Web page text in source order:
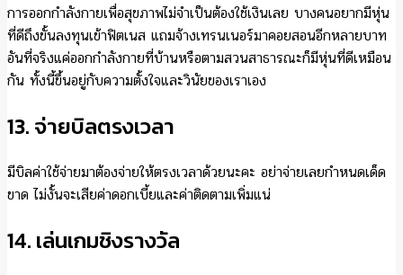
การออกกำลังกายเพื่อสุขภาพไม่จำเป็นต้องใช้เงินเลย บางคนอยากมีหุ่น
ที่ดีถึงขั้นลงทุนเข้าฟิตเนส แถมจ้างเทรนเนอร์มาคอยสอนอีกหลายบาท
อันที่จริงแค่ออกกำลังกายที่บ้านหรือตามสวนสาธารณะก็มีหุ่นที่ดีเหมือน
กัน ทั้งนี้ขึ้นอยู่กับความตั้งใจและวินัยของเราเอง
13. จ่ายบิลตรงเวลา
มีบิลค่าใช้จ่ายมาต้องจ่ายให้ตรงเวลาด้วยนะคะ อย่าจ่ายเลยกำหนดเด็ด
ขาด ไม่งั้นจะเสียค่าดอกเบี้ยและค่าติดตามเพิ่มแน่
14. เล่นเกมชิงรางวัล